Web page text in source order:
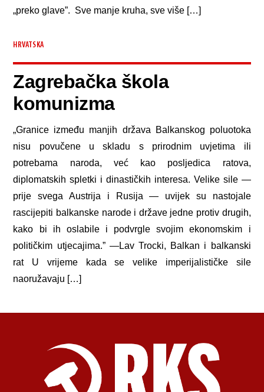
„preko glave”. Sve manje kruha, sve više […]
HRVATSKA
Zagrebačka škola
komunizma
„Granice između manjih država Balkanskog poluotoka
nisu povučene u skladu s prirodnim uvjetima ili
potrebama naroda, već kao posljedica ratova,
diplomatskih spletki i dinastičkih interesa. Velike sile —
prije svega Austrija i Rusija — uvijek su nastojale
rascijepiti balkanske narode i države jedne protiv drugih,
kako bi ih oslabile i podvrgle svojim ekonomskim i
političkim utjecajima.” —Lav Trocki, Balkan i balkanski
rat U vrijeme kada se velike imperijalističke sile
naoružavaju […]